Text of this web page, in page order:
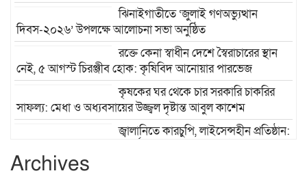
ঝিনাইগাতীতে ‘জুলাই গণঅভ্যুত্থান
দিবস-২০২৬’ উপলক্ষে আলোচনা সভা অনুষ্ঠিত
রক্তে কেনা স্বাধীন দেশে স্বৈরাচারের স্থান
নেই, ৫ আগস্ট চিরঞ্জীব হোক: কৃষিবিদ আনোয়ার পারভেজ
কৃষকের ঘর থেকে চার সরকারি চাকরির
সাফল্য: মেধা ও অধ্যবসায়ের উজ্জ্বল দৃষ্টান্ত আবুল কাশেম
জ্বালানিতে কারচুপি, লাইসেন্সহীন প্রতিষ্ঠান:
হাজার টাকা জরিমানা
Archives